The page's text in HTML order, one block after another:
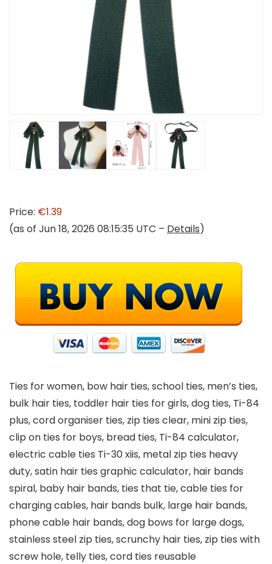
Price: €1.39
(as of Jun 18, 2026 08:15:35 UTC – Details)
Ties for women, bow hair ties, school ties, men’s ties,
bulk hair ties, toddler hair ties for girls, dog ties, Ti-84
plus, cord organiser ties, zip ties clear, mini zip ties,
clip on ties for boys, bread ties, Ti-84 calculator,
electric cable ties Ti-30 xiis, metal zip ties heavy
duty, satin hair ties graphic calculator, hair bands
spiral, baby hair bands, ties that tie, cable ties for
charging cables, hair bands bulk, large hair bands,
phone cable hair bands, dog bows for large dogs,
stainless steel zip ties, scrunchy hair ties, zip ties with
screw hole, telly ties, cord ties reusable